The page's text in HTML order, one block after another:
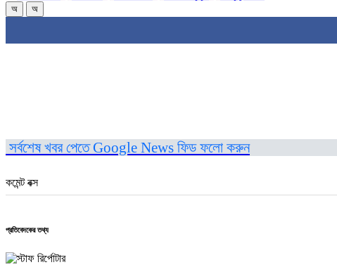
অ অ
সর্বশেষ খবর পেতে Google News ফিড ফলো করুন
কমেন্ট বক্স
প্রতিবেদকের তথ্য